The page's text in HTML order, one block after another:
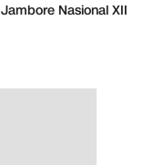
Nasional XII